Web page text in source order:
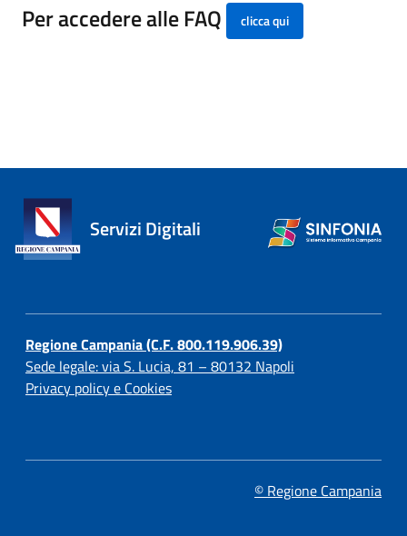
Per accedere alle FAQ clicca qui
Servizi Digitali
Regione Campania (C.F. 800.119.906.39)
Sede legale: via S. Lucia, 81 – 80132 Napoli
Privacy policy e Cookies
© Regione Campania